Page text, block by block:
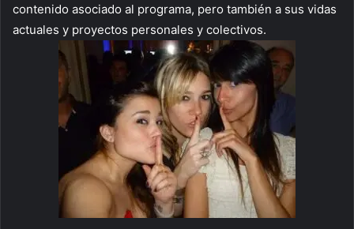
contenido asociado al programa, pero también a sus vidas
actuales y proyectos personales y colectivos.